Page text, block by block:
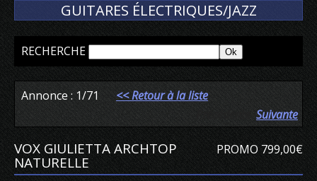
GUITARES ÉLECTRIQUES/JAZZ
RECHERCHE
Annonce : 1/71 << Retour à la liste
Suivante
PROMO 799,00€
VOX GIULIETTA ARCHTOP
NATURELLE